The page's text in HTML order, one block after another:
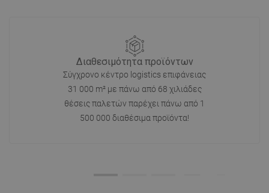
Διαθεσιμότητα προϊόντων
Σύγχρονο κέντρο logistics επιφάνειας
31 000 m² με πάνω από 68 χιλιάδες
θέσεις παλετών παρέχει πάνω από 1
500 000 διαθέσιμα προϊόντα!